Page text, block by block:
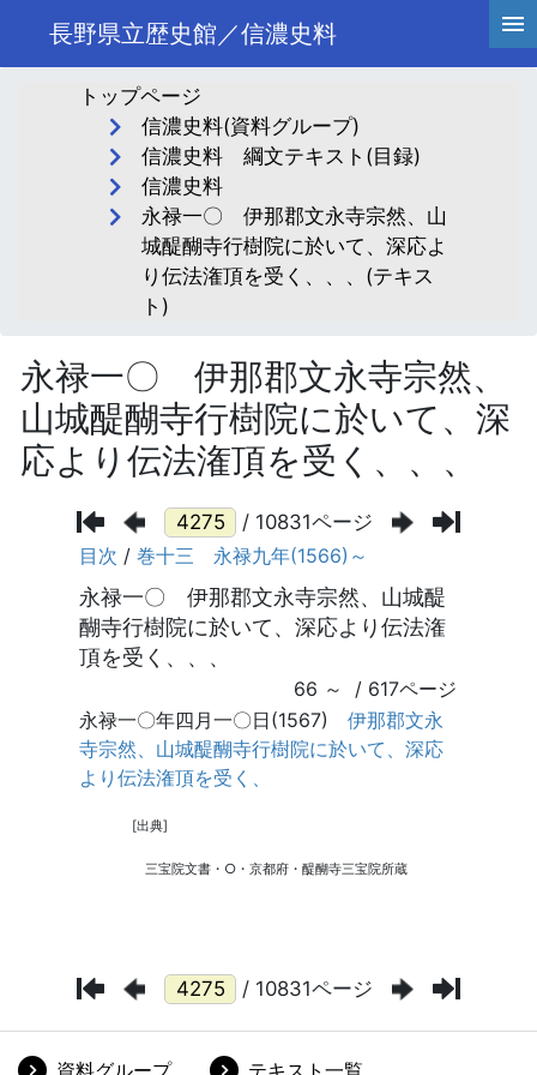
長野県立歴史館／信濃史料
トップページ
信濃史料(資料グループ)
信濃史料 綱文テキスト(目録)
信濃史料
永禄一〇 伊那郡文永寺宗然、山
城醍醐寺行樹院に於いて、深応よ
り伝法潅頂を受く、、、(テキス
ト)
永禄一〇 伊那郡文永寺宗然、
山城醍醐寺行樹院に於いて、深
応より伝法潅頂を受く、、、
/ 10831ページ
/ 10831ページ
資料グループ テキスト一覧